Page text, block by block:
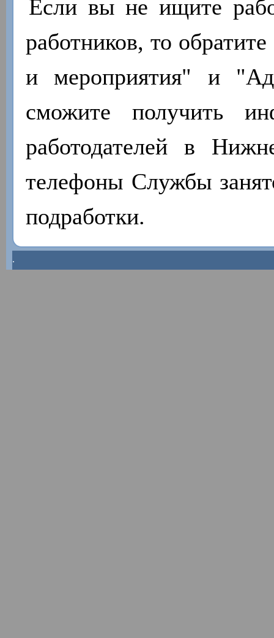
Если вы не ищите
работников, то
и мероприятия" и
сможите получить
работодателей в
телефоны Службы
подработки.
.